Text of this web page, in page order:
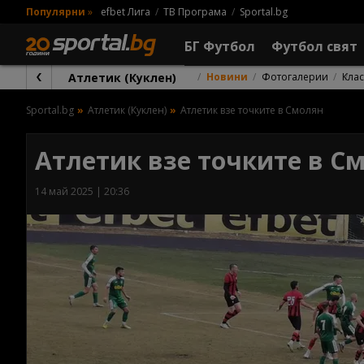
Популярни » efbet Лига ТВ Програма Sportal.bg
БГ Футбол Футбол свят
Атлетик (Куклен) Новини Фотогалерии
Sportal.bg Атлетик (Куклен) Атлетик взе точките в Смолян
Атлетик взе точките в
14 май 2025 | 20:36